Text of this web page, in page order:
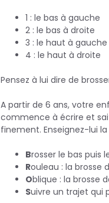
1 : le bas à gauche
2 : le bas à droite
3 : le haut à gauche
4 : le haut à droite
Pensez à lui dire de
A partir de 6 ans, votre
commence à écrire et
finement. Enseignez-lui la
Brosser le bas puis
Rouleau : la brosse
Oblique : la brosse
Suivre un trajet qui